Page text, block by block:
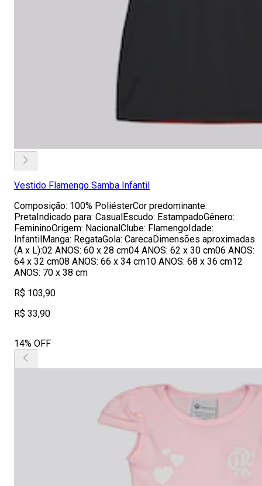
Vestido Flamengo Samba Infantil
Composição: 100% PoliésterCor predominante:
PretaIndicado para: CasualEscudo: EstampadoGênero:
FemininoOrigem: NacionalClube: FlamengoIdade:
InfantilManga: RegataGola: CarecaDimensões aproximadas
(A x L):02 ANOS: 60 x 28 cm04 ANOS: 62 x 30 cm06 ANOS:
64 x 32 cm08 ANOS: 66 x 34 cm10 ANOS: 68 x 36 cm12
ANOS: 70 x 38 cm
R$ 103,90
R$ 33,90
14% OFF